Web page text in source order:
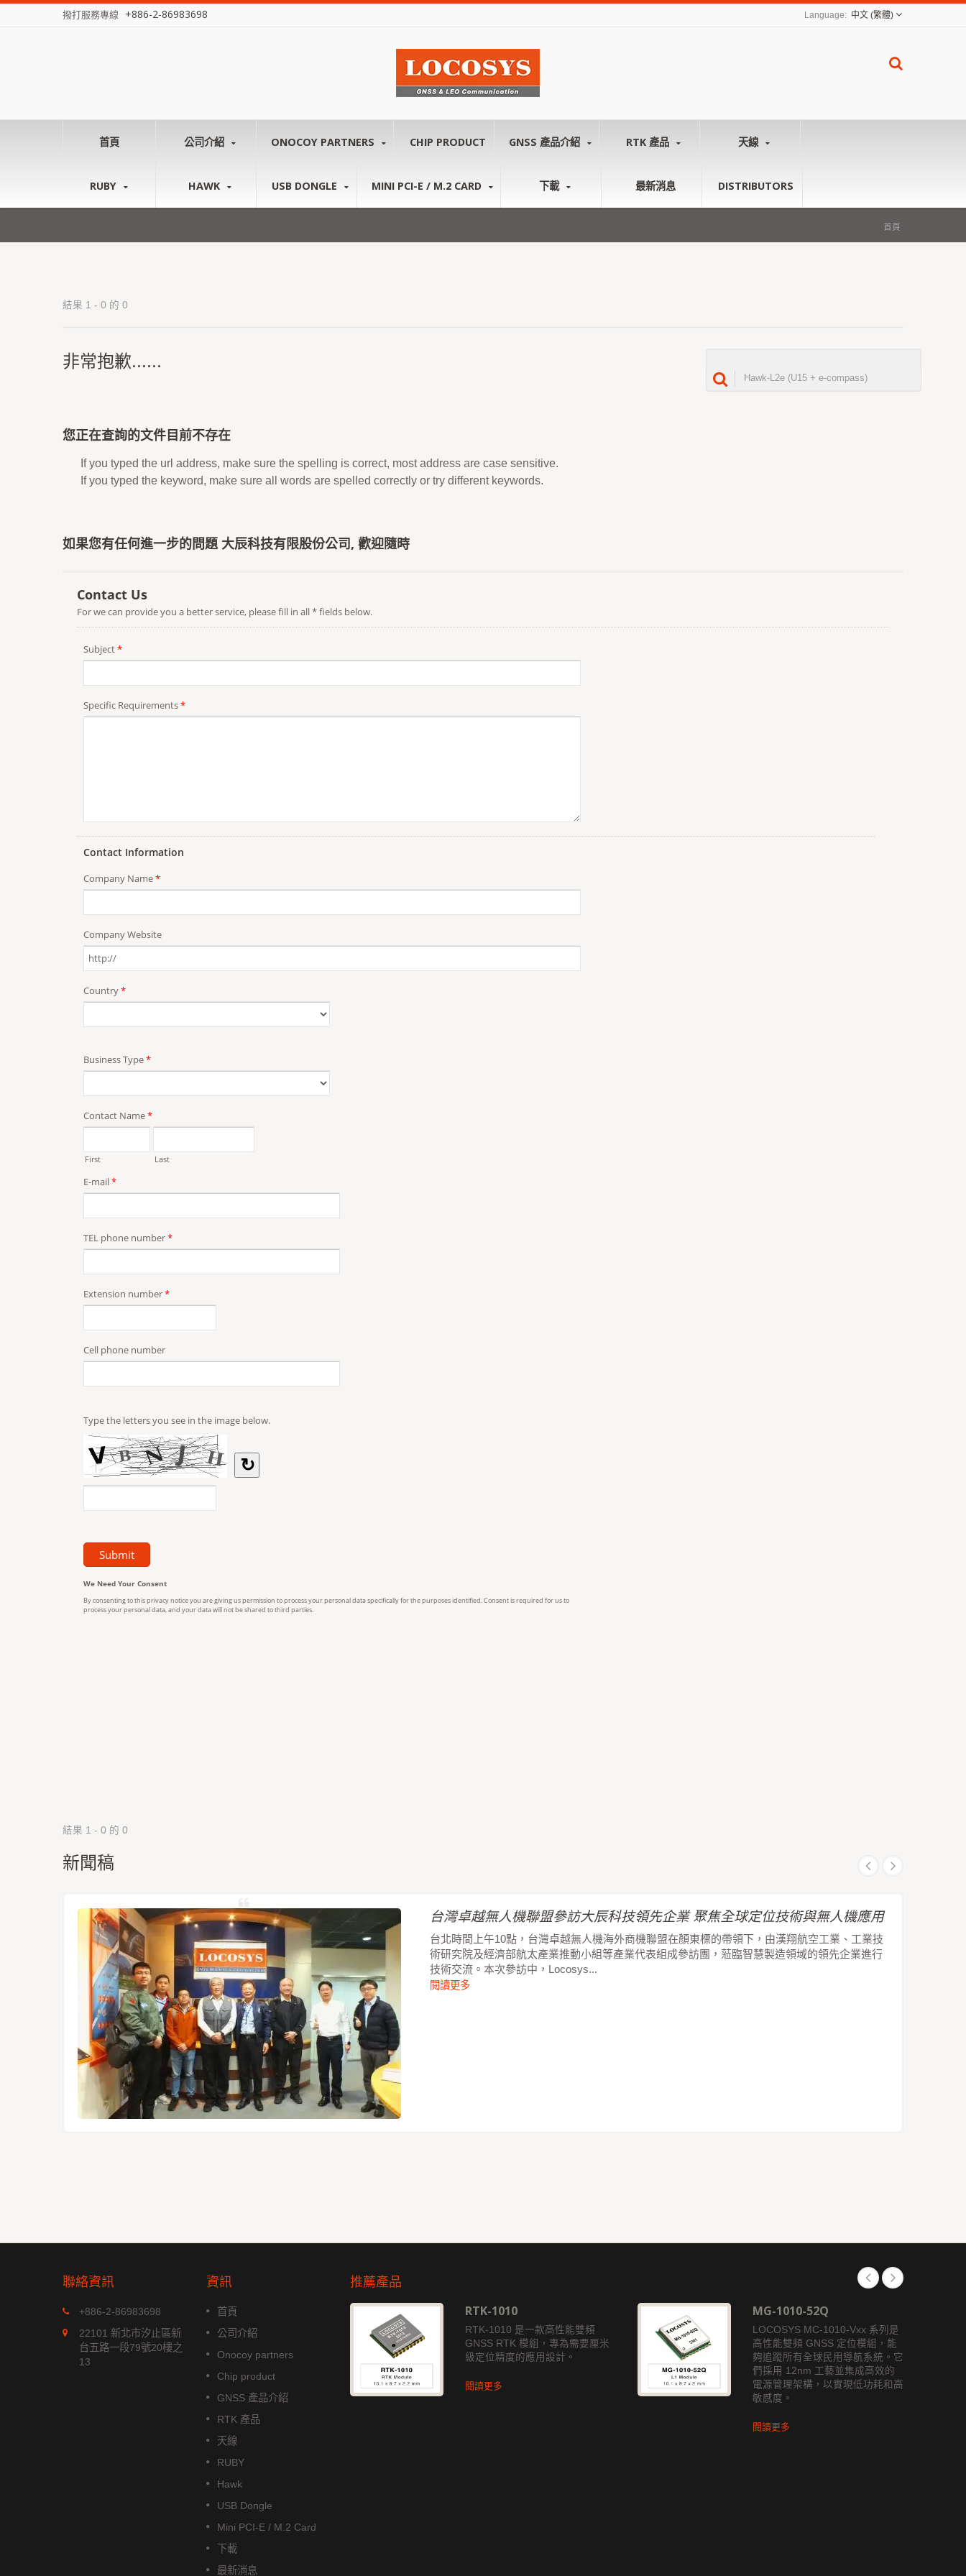
撥打服務專線 +886-2-86983698 中文 (繁體)
首頁 公司介紹 ONOCOY PARTNERS CHIP PRODUCT GNSS 產品介紹 RTK 產品 天線
RUBY HAWK USB DONGLE MINI PCI-E / M.2 CARD 下載 最新消息 DISTRIBUTORS
首頁
結果 1 - 0 的 0
非常抱歉......
您正在查詢的文件目前不存在
If you typed the url address, make sure the spelling is correct, most address are case sensitive.
If you typed the keyword, make sure all words are spelled correctly or try different keywords.
如果您有任何進一步的問題 大辰科技有限股份公司, 歡迎隨時
結果 1 - 0 的 0
新聞稿
台灣卓越無人機聯盟參訪大辰科技領先企業 聚焦全球定位技術與無人機應用
台北時間上午10點，台灣卓越無人機海外商機聯盟在顏東標的帶領下，由漢翔航空工業、工業技
術研究院及經濟部航太產業推動小組等產業代表組成參訪團，蒞臨智慧製造領域的領先企業進行
技術交流。本次參訪中，Locosys...
閱讀更多
聯絡資訊
+886-2-86983698
22101 新北市汐止區新
台五路一段79號20樓之
13
資訊
首頁
公司介紹
Onocoy partners
Chip product
GNSS 產品介紹
RTK 產品
天線
RUBY
Hawk
USB Dongle
Mini PCI-E / M.2 Card
下載
最新消息
推薦產品
MGS-1513-52Q
MGS-1513-52Q 是一款完整的獨
立多頻 GNSS 智能天線模組，包
含嵌入式貼片天線和基於 Airoha
AG3352Q 平台的 GNSS 接收電
RTK-1010
RTK-1010 是一款高性能雙頻
GNSS RTK 模組，專為需要厘米
級定位精度的應用設計。
閱讀更多
MG-1010-52Q
LOCOSYS MC-1010-Vxx 系列是
高性能雙頻 GNSS 定位模組，能
夠追蹤所有全球民用導航系統。它
們採用 12nm 工藝並集成高效的
電源管理架構，以實現低功耗和高
敏感度。
閱讀更多